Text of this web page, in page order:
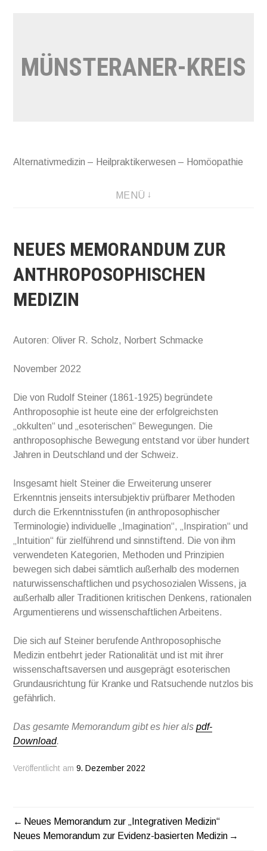
MÜNSTERANER-KREIS
Alternativmedizin – Heilpraktikerwesen – Homöopathie
MENÜ
NEUES MEMORANDUM ZUR
ANTHROPOSOPHISCHEN
MEDIZIN
Autoren: Oliver R. Scholz, Norbert Schmacke
November 2022
Die von Rudolf Steiner (1861-1925) begründete
Anthroposophie ist heute eine der erfolgreichsten
„okkulten“ und „esoterischen“ Bewegungen. Die
anthroposophische Bewegung entstand vor über hundert
Jahren in Deutschland und der Schweiz.
Insgesamt hielt Steiner die Erweiterung unserer
Erkenntnis jenseits intersubjektiv prüfbarer Methoden
durch die Erkenntnisstufen (in anthroposophischer
Terminologie) individuelle „Imagination“, „Inspiration“ und
„Intuition“ für zielführend und sinnstiftend. Die von ihm
verwendeten Kategorien, Methoden und Prinzipien
bewegen sich dabei sämtlich außerhalb des modernen
naturwissenschaftlichen und psychosozialen Wissens, ja
außerhalb aller Traditionen kritischen Denkens, rationalen
Argumentierens und wissenschaftlichen Arbeitens.
Die sich auf Steiner berufende Anthroposophische
Medizin entbehrt jeder Rationalität und ist mit ihrer
wissenschaftsaversen und ausgeprägt esoterischen
Grundausrichtung für Kranke und Ratsuchende nutzlos bis
gefährlich.
Das gesamte Memorandum gibt es hier alspdf-
Download.
Veröffentlicht am9. Dezember 2022
BEITRAGSNAVIGATION
Neues Memorandum zur „Integrativen Medizin“
Neues Memorandum zur Evidenz-basierten Medizin